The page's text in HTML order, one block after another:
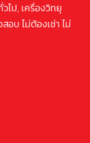
ไป, เครื่องวิทยุ
อบ ไม่ต้องเช่า ไม่